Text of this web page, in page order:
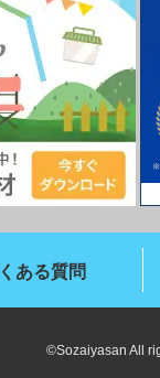
ある質問
©Sozaiyasan All